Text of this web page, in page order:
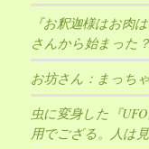
『お釈迦様はお肉
さんから始まった？
お坊さん：まっち
虫に変身した『
用でござる。人は